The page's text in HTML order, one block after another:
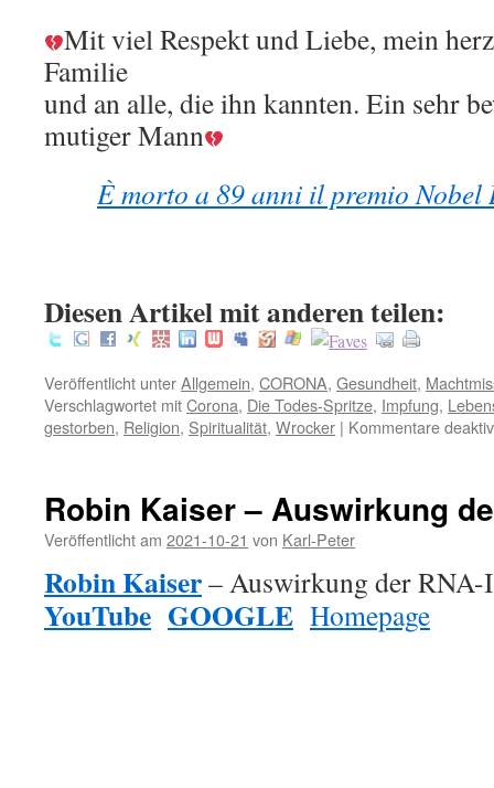
Mit viel Respekt und Liebe, mein
Familie
und an alle, die ihn kannten. Ein sehr
mutiger Mann
È morto a 89 anni il premio
Diesen Artikel mit anderen teilen:
Veröffentlicht unterAllgemein, CORONA, Gesundheit,
Verschlagwortet mitCorona, Die Todes-Spritze, Impfung,
gestorben, Religion, Spiritualität, Wrocker | Kommentare
Robin Kaiser – Auswirkung
Veröffentlicht am 2021-10-21 von Karl-Peter
Robin Kaiser– Auswirkung der
YouTube GOOGLE Homepage